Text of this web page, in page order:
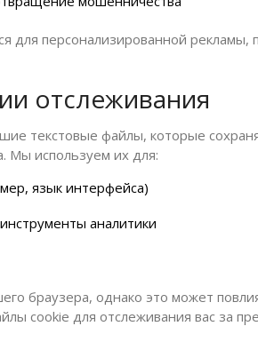
для персонализированной рекламы,
отслеживания
текстовые файлы, которые
Мы используем их для:
язык интерфейса)
аналитики
браузера, однако это может
cookie для отслеживания вас за